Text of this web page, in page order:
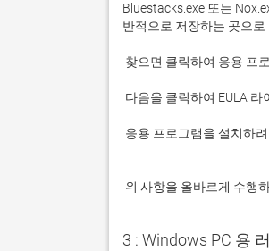
Bluestacks.exe 또는
위 사항을 올바르게 수행
3 : Windows PC 용